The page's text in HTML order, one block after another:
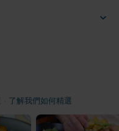
了解我們如何精選